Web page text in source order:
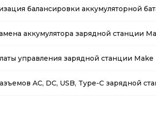
балансировки аккумуляторной
аккумулятора зарядной станции
управления зарядной станции Make
AC, DC, USB, Type-C зарядной